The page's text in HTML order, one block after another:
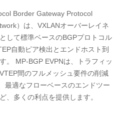
Border Gateway Protocol
）は、VXLANオーバーレイネ
して標準ベースのBGPプロトコル
自動ピア検出とエンドホスト到
。 MP-BGP EVPNは、トラフィッ
間のフルメッシュ要件の削減
最適なフローベースのエンドツー
、多くの利点を提供します。